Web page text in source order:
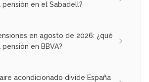
en el Sabadell?
en agosto de 2026: ¿qué
en BBVA?
acondicionado divide España